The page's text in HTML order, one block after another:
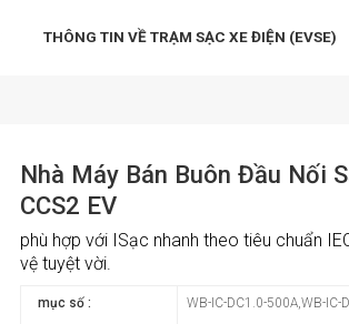
THÔNG TIN VỀ TRẠM SẠC XE ĐIỆN (EVSE)
Nhà Máy Bán Buôn Đầu Nối
CCS2 EV
phù hợp với ISạc nhanh theo tiêu chuẩn
vệ tuyệt vời.
mục số : WB-IC-DC1.0-500A,WB-IC-